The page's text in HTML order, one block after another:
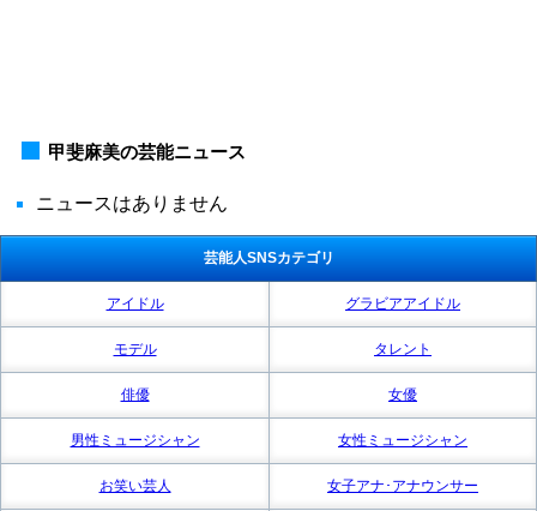
甲斐麻美の芸能ニュース
ニュースはありません
芸能人SNSカテゴリ
アイドル グラビアアイドル
モデル タレント
俳優 女優
男性ミュージシャン 女性ミュージシャン
お笑い芸人 女子アナ･アナウンサー